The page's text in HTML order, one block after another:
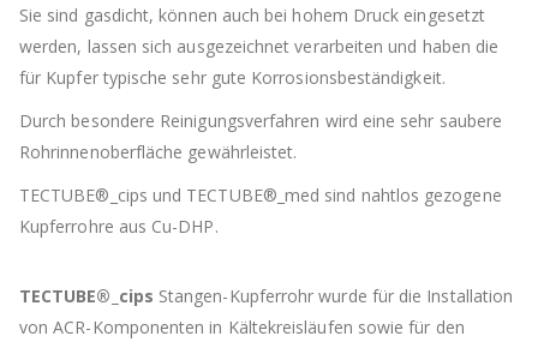
Sie sind gasdicht, können auch bei hohem Druck eingesetzt
werden, lassen sich ausgezeichnet verarbeiten und haben die
für Kupfer typische sehr gute Korrosionsbeständigkeit.
Durch besondere Reinigungsverfahren wird eine sehr saubere
Rohrinnenoberfläche gewährleistet.
TECTUBE®_cips und TECTUBE®_med sind nahtlos gezogene
Kupferrohre aus Cu-DHP.
TECTUBE®_cips Stangen-Kupferrohr wurde für die Installation
von ACR-Komponenten in Kältekreisläufen sowie für den